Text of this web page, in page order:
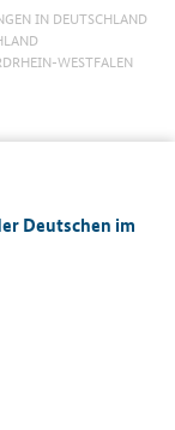
IN DEUTSCHLAND
WESTFALEN
Deutschen im